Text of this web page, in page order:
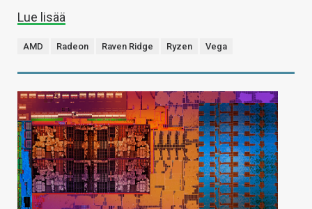
Lue lisää
AMD Radeon Raven Ridge Ryzen Vega